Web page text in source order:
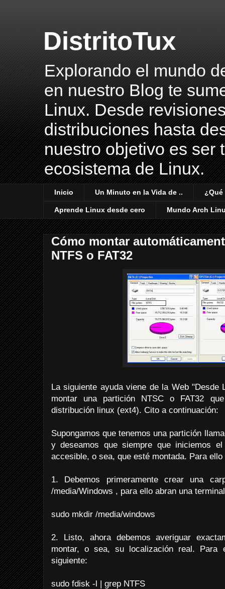
DistritoTux
Explorando el mundo
en nuestro Blog te
Linux. Desde
distribuciones hasta
nuestro objetivo es ser
ecosistema de Linux.
Inicio Un Minuto en la Vida de .. ¿Qué
Aprende Linux desde cero Mundo Arch
Cómo montar
NTFS o FAT32
La siguiente ayuda viene de la Web "Desde
montar una partición NTSC o FAT32
distribución linux (ext4). Cito a continuación:
Supongamos que tenemos una partición
y deseamos que siempre que iniciemos
accesible, o sea, que esté montada. Para
1. Debemos primeramente crear una
/media/Windows , para ello abran una
sudo mkdir /media/windows
2. Listo, ahora debemos averiguar
montar, o sea, su localización real. Para
siguiente:
sudo fdisk -l | grep NTFS